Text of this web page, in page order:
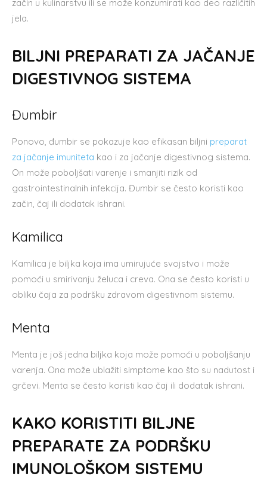
začin u kulinarstvu ili se može konzumirati kao deo različitih
jela.
BILJNI PREPARATI ZA JAČANJE
DIGESTIVNOG SISTEMA
Đumbir
Ponovo, đumbir se pokazuje kao efikasan biljni preparat
za jačanje imuniteta kao i za jačanje digestivnog sistema.
On može poboljšati varenje i smanjiti rizik od
gastrointestinalnih infekcija. Đumbir se često koristi kao
začin, čaj ili dodatak ishrani.
Kamilica
Kamilica je biljka koja ima umirujuće svojstvo i može
pomoći u smirivanju želuca i creva. Ona se često koristi u
obliku čaja za podršku zdravom digestivnom sistemu.
Menta
Menta je još jedna biljka koja može pomoći u poboljšanju
varenja. Ona može ublažiti simptome kao što su nadutost i
grčevi. Menta se često koristi kao čaj ili dodatak ishrani.
KAKO KORISTITI BILJNE
PREPARATE ZA PODRŠKU
IMUNOLOŠKOM SISTEMU